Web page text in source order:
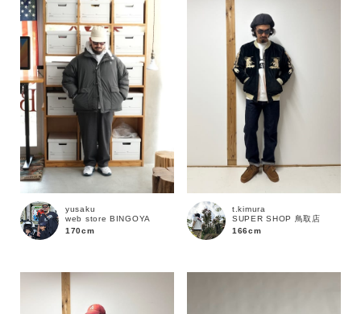
MENS KIDS
カテゴリ
サイズ
ブランド
yusaku
web store BINGOYA
170cm
t.kimura
SUPER SHOP 鳥取店
166cm